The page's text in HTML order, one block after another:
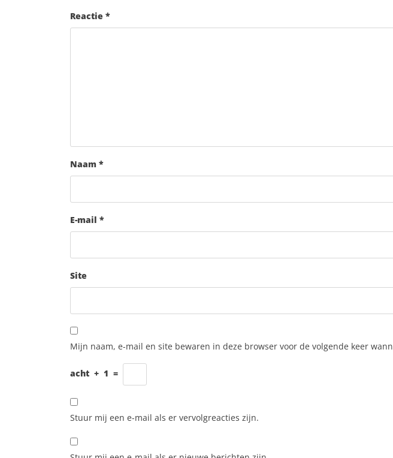
Reactie *
Naam *
E-mail *
Site
Mijn naam, e-mail en site bewaren in deze browser voor de volgende keer
acht + 1 =
Stuur mij een e-mail als er vervolgreacties zijn.